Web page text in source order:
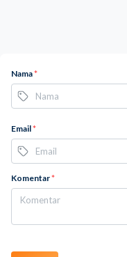
Nama*
Email*
Komentar*